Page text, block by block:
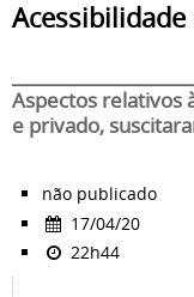
Aspectos relativos
e privado,
não publicado
17/04/20
22h44